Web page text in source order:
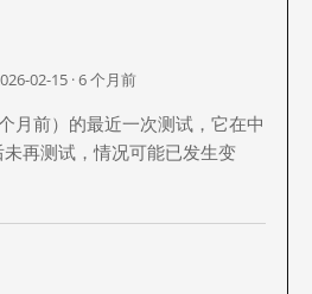
02-15 · 6 个月前
月前）的最近一次测试，它在中
再测试，情况可能已发生变